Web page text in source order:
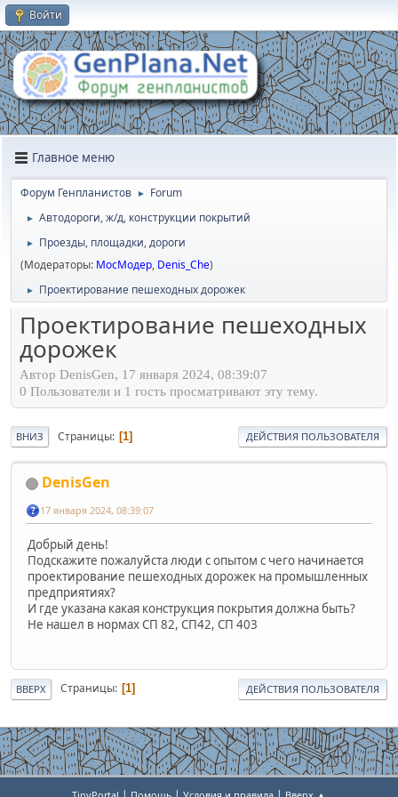
Войти
Главное меню
Форум Генпланистов ► Forum
► Автодороги, ж/д, конструкции покрытий
►
Проезды, площадки, дороги
(Модераторы: МосМодер, Denis_Che)
► Проектирование пешеходных дорожек
Проектирование пешеходных
дорожек
Автор DenisGen, 17 января 2024, 08:39:07
0 Пользователи и 1 гость просматривают эту тему.
ВНИЗ Страницы 1 ДЕЙСТВИЯ ПОЛЬЗОВАТЕЛЯ
DenisGen
17 января 2024, 08:39:07
Добрый день!
Подскажите пожалуйста люди с опытом с чего начинается
проектирование пешеходных дорожек на промышленных
предприятиях?
И где указана какая конструкция покрытия должна быть?
Не нашел в нормах СП 82, СП42, СП 403
ВВЕРХ Страницы 1 ДЕЙСТВИЯ ПОЛЬЗОВАТЕЛЯ